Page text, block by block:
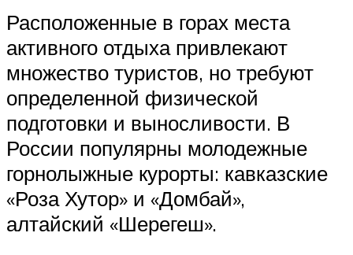
Расположенные в горах места
активного отдыха привлекают
множество туристов, но требуют
определенной физической
подготовки и выносливости. В
России популярны молодежные
горнолыжные курорты: кавказские
«Роза Хутор» и «Домбай»,
алтайский «Шерегеш».